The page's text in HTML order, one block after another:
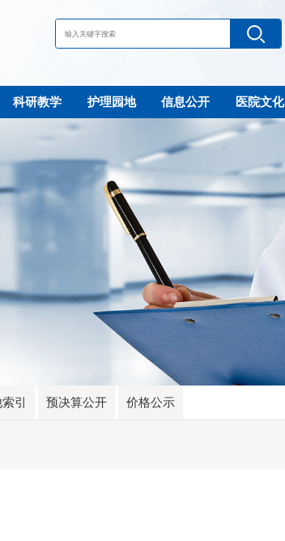
科研教学 护理园地 信息公开 医院文化
引 预决算公开 价格公示